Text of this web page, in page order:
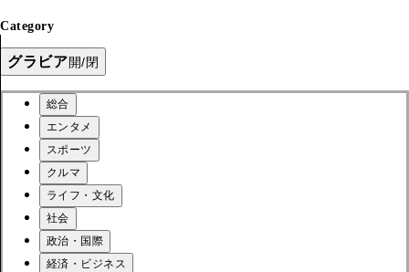
Category
グラビア開/閉
総合
エンタメ
スポーツ
クルマ
ライフ・文化
社会
政治・国際
経済・ビジネス